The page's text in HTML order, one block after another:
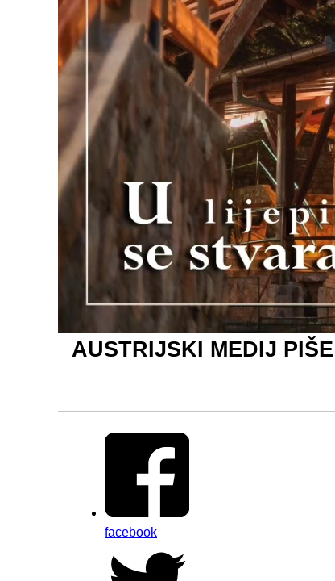
AUSTRIJSKI MEDIJ
facebook